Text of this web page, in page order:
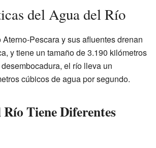
del Agua del Río
Pescara y sus afluentes drenan
y tiene un tamaño de 3.190 kilómetros
el río lleva un
cúbicos de agua por segundo.
Río Tiene Diferentes